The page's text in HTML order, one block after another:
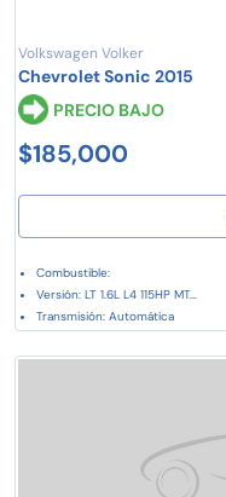
Volkswagen Volker
Chevrolet Sonic 2015
PRECIO BAJO
$185,000
Combustible:
Versión: LT 1.6L L4 115HP MT...
Transmisión: Automática